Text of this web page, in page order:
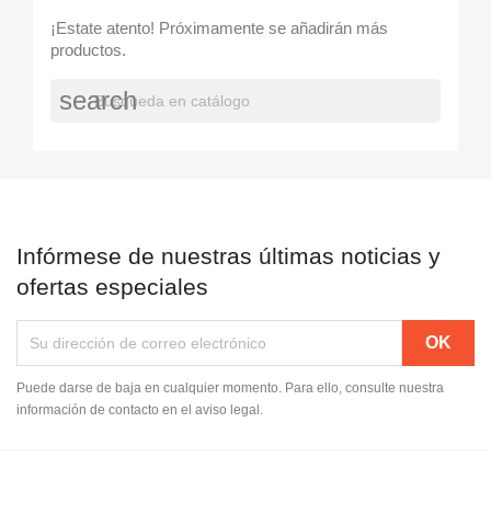
¡Estate atento! Próximamente se añadirán más
productos.
search
Infórmese de nuestras últimas noticias y
ofertas especiales
Puede darse de baja en cualquier momento. Para ello, consulte nuestra
información de contacto en el aviso legal.